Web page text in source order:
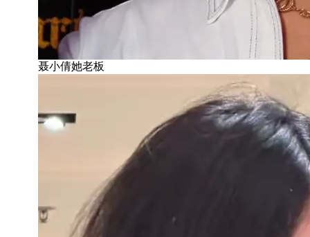
聂小倩她老板